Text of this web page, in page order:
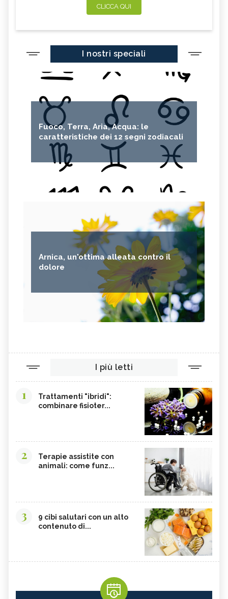
CLICCA QUI
I nostri speciali
Fuoco, Terra, Aria, Acqua: le
caratteristiche dei 12 segni zodiacali
Arnica, un'ottima alleata contro il
dolore
I più letti
1
Trattamenti "ibridi":
combinare fisioter...
2
Terapie assistite con
animali: come funz...
3
9 cibi salutari con un alto
contenuto di...